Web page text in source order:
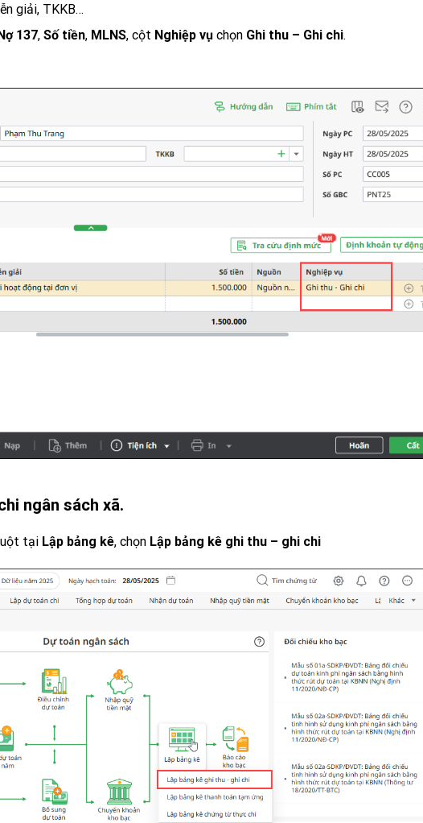
giải, TKKB…
137, Số tiền, MLNS, cột Nghiệp vụ chọn Ghi thu – Ghi chi.
ngân sách xã.
tại Lập bảng kê, chọn Lập bảng kê ghi thu – ghi chi